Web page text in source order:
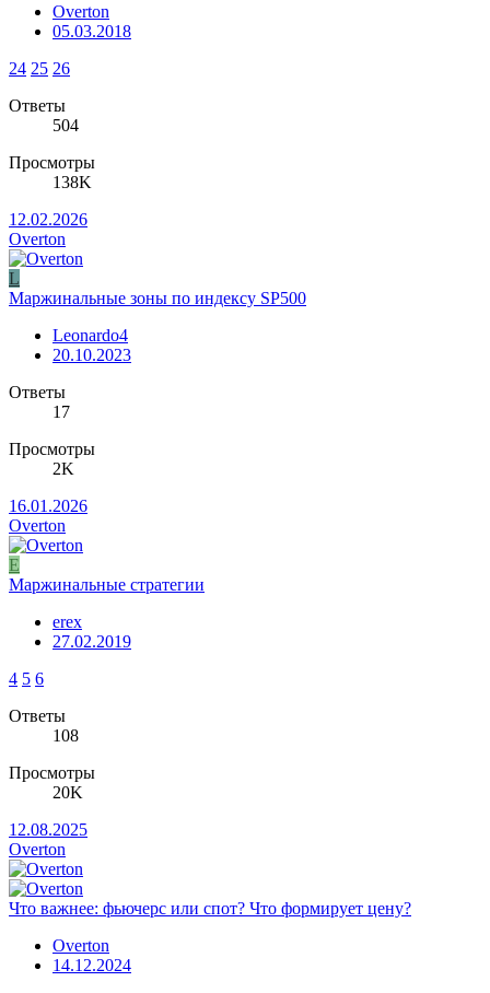
Overton
05.03.2018
24 25 26
Ответы
504
Просмотры
138K
12.02.2026
Overton
L
Маржинальные зоны по индексу SP500
Leonardo4
20.10.2023
Ответы
17
Просмотры
2K
16.01.2026
Overton
E
Маржинальные стратегии
erex
27.02.2019
4 5 6
Ответы
108
Просмотры
20K
12.08.2025
Overton
Что важнее: фьючерс или спот? Что формирует цену?
Overton
14.12.2024